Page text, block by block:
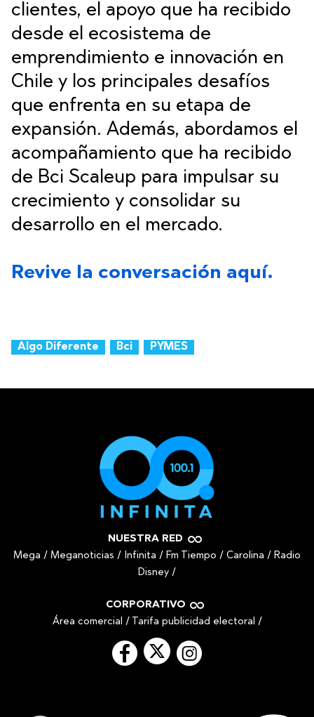
clientes, el apoyo que ha recibido
desde el ecosistema de
emprendimiento e innovación en
Chile y los principales desafíos
que enfrenta en su etapa de
expansión. Además, abordamos el
acompañamiento que ha recibido
de Bci Scaleup para impulsar su
crecimiento y consolidar su
desarrollo en el mercado.
Revive la conversación aquí.
Algo Diferente Bci PYMES
NUESTRA RED
Mega / Meganoticias / Infinita / Fm Tiempo / Carolina / Radio
Disney /
CORPORATIVO
Área comercial / Tarifa publicidad electoral /